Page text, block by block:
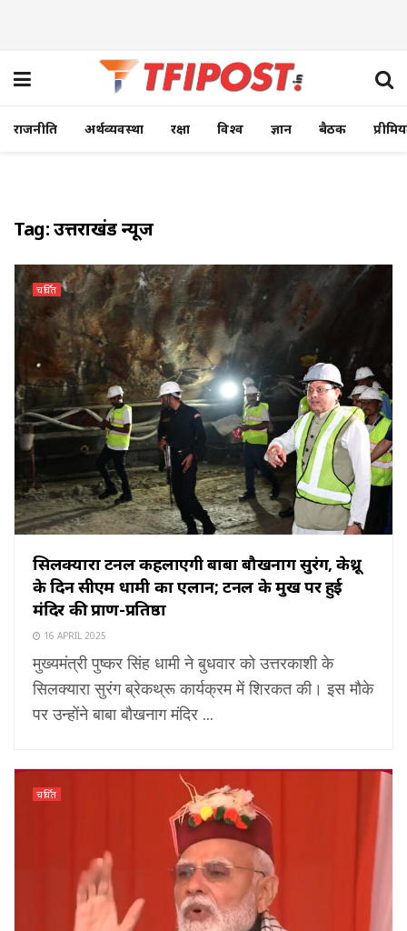
राजनीति अर्थव्यवस्था रक्षा विश्व ज्ञान बैठक
Tag:उत्तराखंड न्यूज
चर्चित
सिलक्यारा टनल कहलाएगी बाबा बौखनाग सुरंग, ब्रेकथ्रू
के दिन सीएम धामी का एलान; टनल के मुख पर हुई
मंदिर की प्राण-प्रतिष्ठा
16 APRIL 2025
मुख्यमंत्री पुष्कर सिंह धामी ने बुधवार को उत्तरकाशी के
सिलक्यारा सुरंग ब्रेकथ्रू कार्यक्रम में शिरकत की। इस मौके
पर उन्होंने बाबा बौखनाग मंदिर ...
चर्चित